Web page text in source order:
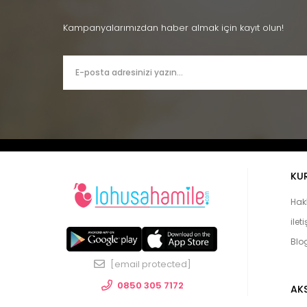
Kampanyalarımızdan haber almak için kayıt olun!
[email protected]
0850 305 7172